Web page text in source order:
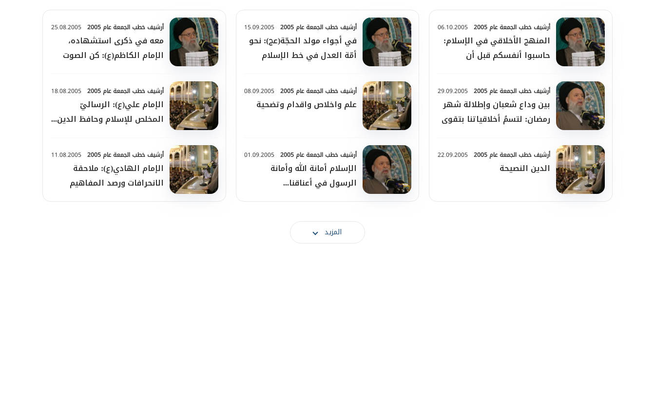
أرشيف خطب الجمعة عام 2005 06.10.2005
المنهج الأخلاقي في الإسلام:
حاسبوا أنفسكم قبل أن
أرشيف خطب الجمعة عام 2005 29.09.2005
بين وداع شعبان وإطلالة شهر
رمضان: لتسمُ أخلاقياتنا بتقوى
أرشيف خطب الجمعة عام 2005 22.09.2005
الدين النصيحة
أرشيف خطب الجمعة عام 2005 15.09.2005
في أجواء مولد الحجّة(عج): نحو
أمّة العدل في خط الإسلام
أرشيف خطب الجمعة عام 2005 08.09.2005
علم واخلاص واقدام وتضحية
أرشيف خطب الجمعة عام 2005 01.09.2005
الإسلام أمانة الله وأمانة
الرسول في أعناقنا...
أرشيف خطب الجمعة عام 2005 25.08.2005
معه في ذكرى استشهاده،
الإمام الكاظم(ع): كن الصوت
أرشيف خطب الجمعة عام 2005 18.08.2005
الإمام علي(ع): الرساليّ
المخلص للإسلام وحافظ الدين...
أرشيف خطب الجمعة عام 2005 11.08.2005
الإمام الهادي(ع): ملاحقة
الانحرافات ورصد المفاهيم
الخاطئة
المزيد